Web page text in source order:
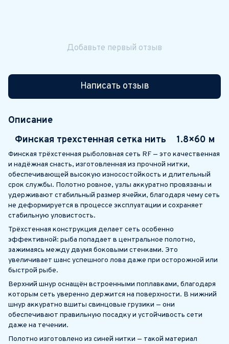
Добавьте первый отзыв
Написать отзыв
Описание
Финская трехстенная сетка нить 1.8×60 м
Финская трёхстенная рыболовная сеть RF — это качественная
и надёжная снасть, изготовленная из прочной нитки,
обеспечивающей высокую износостойкость и длительный
срок службы. Полотно ровное, узлы аккуратно провязаны и
удерживают стабильный размер ячейки, благодаря чему сеть
не деформируется в процессе эксплуатации и сохраняет
стабильную уловистость.
Трёхстенная конструкция делает сеть особенно
эффективной: рыба попадает в центральное полотно,
зажимаясь между двумя боковыми стенками. Это
увеличивает шанс успешного лова даже при осторожной или
быстрой рыбе.
Верхний шнур оснащён встроенными поплавками, благодаря
которым сеть уверенно держится на поверхности. В нижний
шнур аккуратно вшиты свинцовые грузики — они
обеспечивают правильную посадку и устойчивость сети
даже на течении.
Полотно изготовлено из синей нитки — такой материал